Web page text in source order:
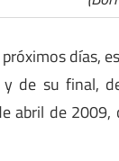
días,
y de su final,
abril de